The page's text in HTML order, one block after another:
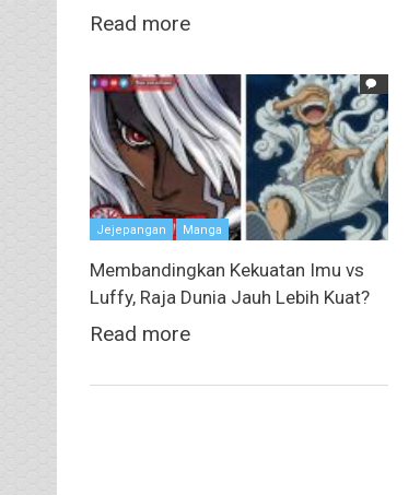
Read more
Jejepangan Manga
Membandingkan Kekuatan Imu vs
Luffy, Raja Dunia Jauh Lebih Kuat?
Read more